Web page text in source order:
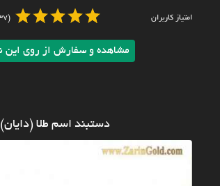
امتیاز کاربران (737)
مشاهده و سفارش از روی این
دستبند اسم طلا (دایان)